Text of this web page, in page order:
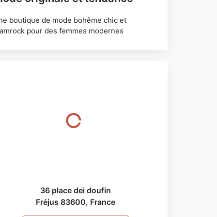
boutique de mode bohême chic et
pour des femmes modernes
36 place dei doufin
Fréjus 83600, France